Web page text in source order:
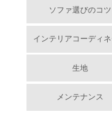
ソファ選びのコツ
インテリアコーディネ
生地
メンテナンス